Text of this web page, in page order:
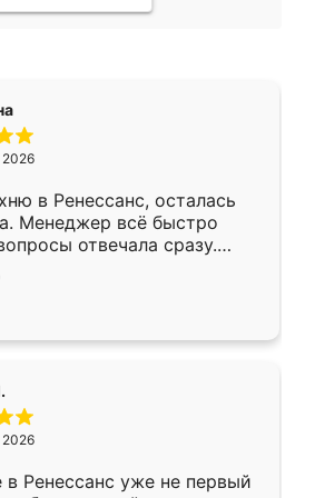
2026
в Ренессанс, осталась
Менеджер всё быстро
отвечала сразу.
в субботу, подошёл к
Собрали
работали аккуратно, даже
2026
Ренессанс уже не первый